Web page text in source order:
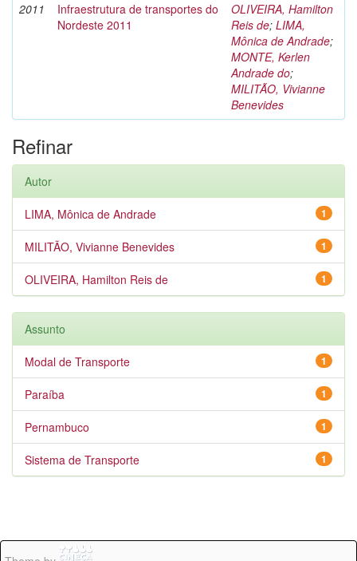
2011
Infraestrutura de transportes do
Nordeste 2011
OLIVEIRA, Hamilton
Reis de; LIMA,
Mônica de Andrade;
MONTE, Kerlen
Andrade do;
MILITÃO, Vivianne
Benevides
Refinar
Autor
1
LIMA, Mônica de Andrade
1
MILITÃO, Vivianne Benevides
1
OLIVEIRA, Hamilton Reis de
Assunto
1
Modal de Transporte
1
Paraíba
1
Pernambuco
1
Sistema de Transporte